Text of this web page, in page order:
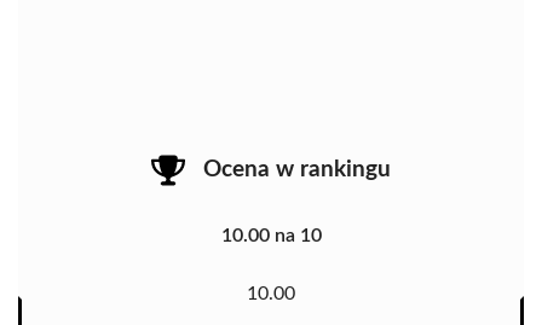
Ocena w rankingu
10.00 na 10
10.00